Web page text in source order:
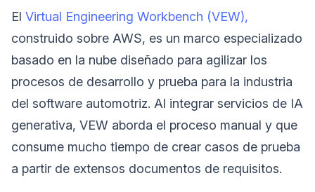
El Virtual Engineering Workbench (VEW),
construido sobre AWS, es un marco especializado
basado en la nube diseñado para agilizar los
procesos de desarrollo y prueba para la industria
del software automotriz. Al integrar servicios de IA
generativa, VEW aborda el proceso manual y que
consume mucho tiempo de crear casos de prueba
a partir de extensos documentos de requisitos.